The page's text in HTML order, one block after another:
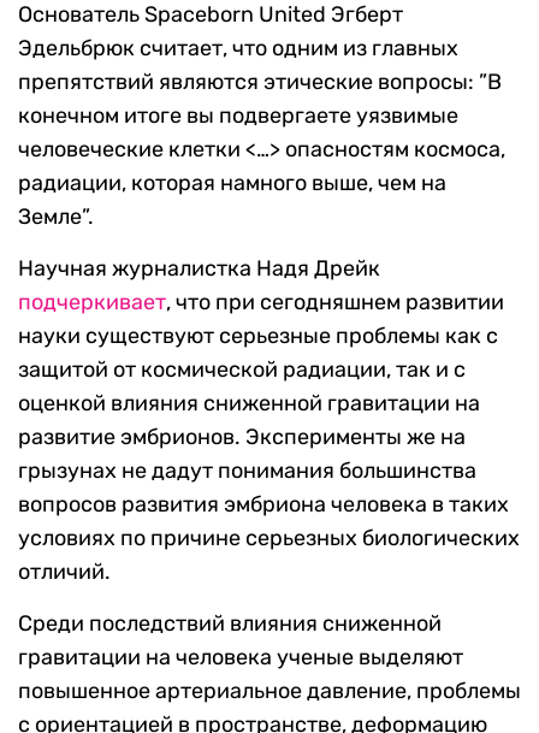
Основатель Spaceborn United Эгберт
Эдельбрюк считает, что одним из главных
препятствий являются этические вопросы: ”В
конечном итоге вы подвергаете уязвимые
человеческие клетки <…> опасностям космоса,
радиации, которая намного выше, чем на
Земле”.
Научная журналистка Надя Дрейк
подчеркивает, что при сегодняшнем развитии
науки существуют серьезные проблемы как с
защитой от космической радиации, так и с
оценкой влияния сниженной гравитации на
развитие эмбрионов. Эксперименты же на
грызунах не дадут понимания большинства
вопросов развития эмбриона человека в таких
условиях по причине серьезных биологических
отличий.
Среди последствий влияния сниженной
гравитации на человека ученые выделяют
повышенное артериальное давление, проблемы
с ориентацией в пространстве, деформацию